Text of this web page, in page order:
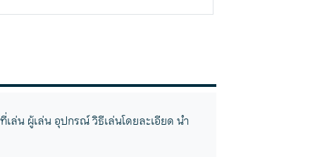
ล่น ผู้เล่น อุปกรณ์ วิธีเล่นโดยละเอียด นำ